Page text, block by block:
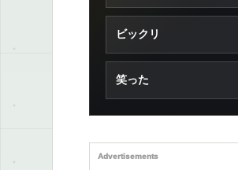
ビックリ
笑った
Advertisements